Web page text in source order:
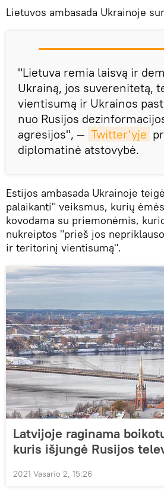
Lietuvos ambasada Ukrainoje
"Lietuva remia laisvą ir
Ukrainą, jos suverenitetą,
vientisumą ir Ukrainos
nuo Rusijos
agresijos", — Twitter'yje
diplomatinė atstovybė.
Estijos ambasada Ukrainoje
palaikanti" veiksmus, kurių
kovodama su priemonėmis,
nukreiptos "prieš jos
ir teritorinį vientisumą".
Latvijoje raginama
kuris išjungė Rusijos
2021 Vasario 2, 15:26